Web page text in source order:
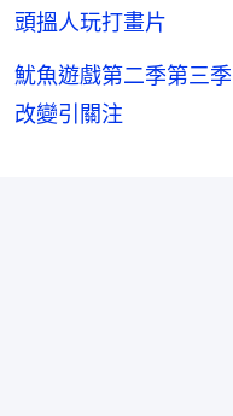
頭搵人玩打畫片
魷魚遊戲第二季第三
改變引關注